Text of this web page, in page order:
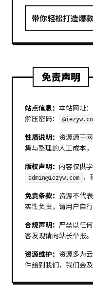
带你轻松打造爆
免责声明
站点信息： 本站网址：
解压密码：
性质说明： 资源源于
集与整理的人工成本
版权声明： 内容仅供
admin@iezyw.com
，
免责条款： 资源不代
实性负责，请用户自行
合规声明： 严禁以任
客发现请向站长举报。
资源维护： 资源多为
件给到我们，我们会及